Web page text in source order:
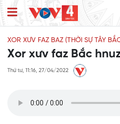
XOR XƯV FAZ BAZ (THỜI SỰ TÂY
Xor xưv faz Bắc
Thứ tư, 11:16, 27/04/2022